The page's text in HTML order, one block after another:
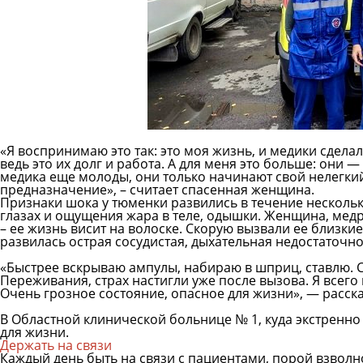
«Я воспринимаю это так: это моя жизнь, и медики
ведь это их долг и работа. А для меня это больше: они
медика еще молоды, они только начинают свой
предназначение», – считает спасенная женщина.
Признаки шока у тюменки развились в течение
глазах и ощущения жара в теле, одышки. Женщина,
– ее жизнь висит на волоске. Скорую вызвали ее
развилась острая сосудистая, дыхательная
⠀
«Быстрее вскрываю ампулы, набираю в шприц, ставлю.
Переживания, страх настигли уже после вызова. Я
Очень грозное состояние, опасное для жизни», —
В Областной клинической больнице № 1, куда
для жизни.
Держать на связи
Каждый день быть на связи с пациентами, порой